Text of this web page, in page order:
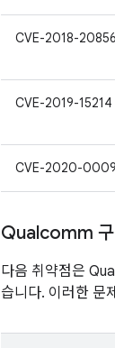
CVE-2018-20856
CVE-2019-15214
CVE-2020-0009
Qualcomm 구
다음 취약점은
습니다. 이러한 문